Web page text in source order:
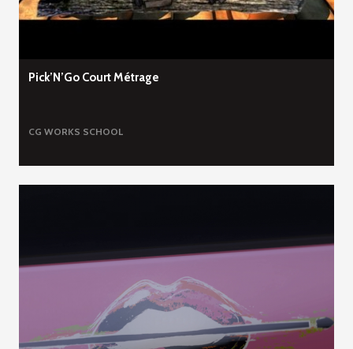
Pick’N’Go Court Métrage
CG WORKS SCHOOL